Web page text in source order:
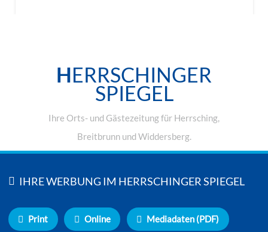
HERRSCHINGER
SPIEGEL
Ihre Orts- und Gästezeitung für Herrsching,
Breitbrunn und Widdersberg.
IHRE WERBUNG IM HERRSCHINGER SPIEGEL
Print Online Mediadaten (PDF)